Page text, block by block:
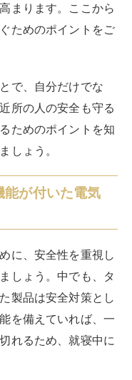
まります。ここから
ためのポイントをご
で、自分だけでな
所の人の安全も守る
ためのポイントを知
しょう。
能が付いた電気
に、安全性を重視し
しょう。中でも、タ
製品は安全対策とし
を備えていれば、一
れるため、就寝中に